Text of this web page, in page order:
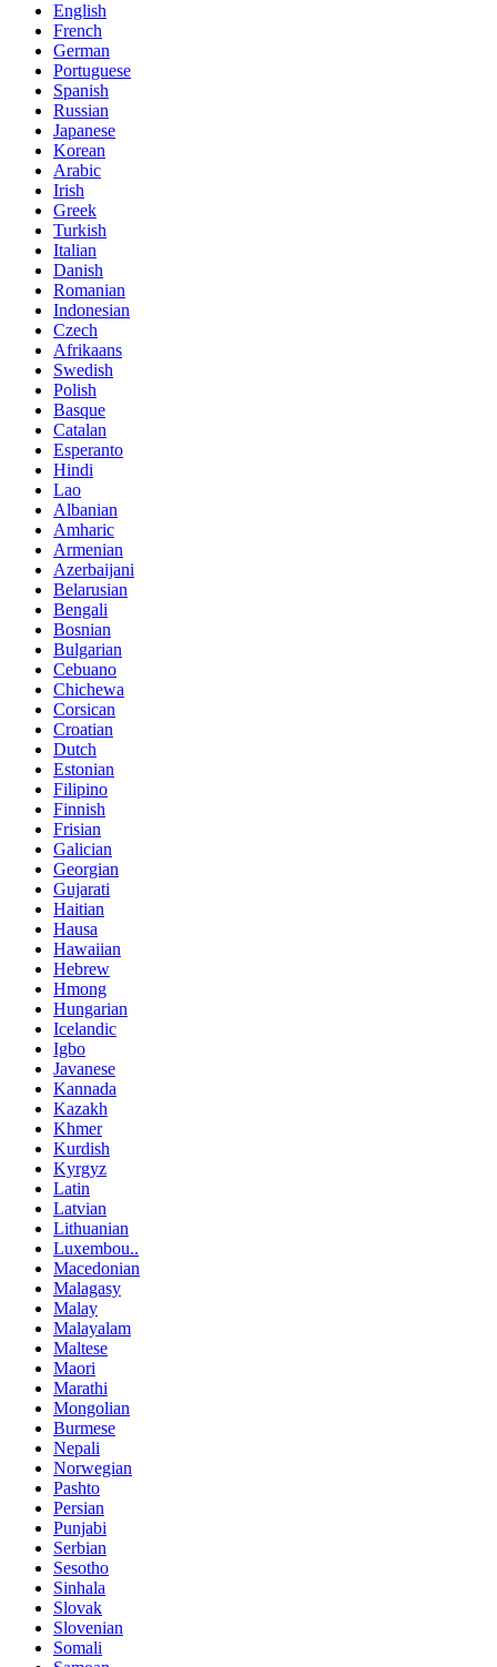
English
French
German
Portuguese
Spanish
Russian
Japanese
Korean
Arabic
Irish
Greek
Turkish
Italian
Danish
Romanian
Indonesian
Czech
Afrikaans
Swedish
Polish
Basque
Catalan
Esperanto
Hindi
Lao
Albanian
Amharic
Armenian
Azerbaijani
Belarusian
Bengali
Bosnian
Bulgarian
Cebuano
Chichewa
Corsican
Croatian
Dutch
Estonian
Filipino
Finnish
Frisian
Galician
Georgian
Gujarati
Haitian
Hausa
Hawaiian
Hebrew
Hmong
Hungarian
Icelandic
Igbo
Javanese
Kannada
Kazakh
Khmer
Kurdish
Kyrgyz
Latin
Latvian
Lithuanian
Luxembou..
Macedonian
Malagasy
Malay
Malayalam
Maltese
Maori
Marathi
Mongolian
Burmese
Nepali
Norwegian
Pashto
Persian
Punjabi
Serbian
Sesotho
Sinhala
Slovak
Slovenian
Somali